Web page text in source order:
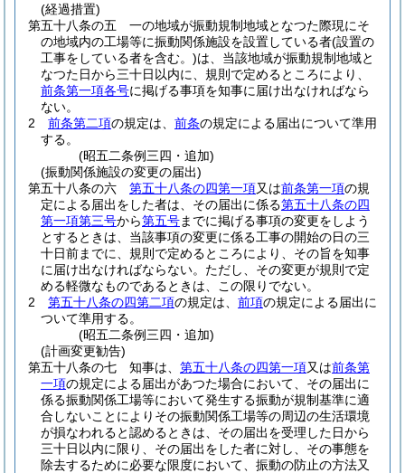
(経過措置)
第五十八条の五
一の地域が振動規制地域となつた際現にそ
の地域内の工場等に振動関係施設を設置している者(設置の
工事をしている者を含む。)は、当該地域が振動規制地域と
なつた日から三十日以内に、規則で定めるところにより、
前条第一項各号に掲げる事項を知事に届け出なければなら
ない。
2
前条第二項の規定は、 前条の規定による届出について準用
する。
(昭五二条例三四・追加)
(振動関係施設の変更の届出)
第五十八条の六
第五十八条の四第一項又は前条第一項の規
定による届出をした者は、その届出に係る第五十八条の四
第一項第三号から第五号までに掲げる事項の変更をしよう
とするときは、当該事項の変更に係る工事の開始の日の三
十日前までに、規則で定めるところにより、その旨を知事
に届け出なければならない。 ただし、その変更が規則で定
める軽微なものであるときは、この限りでない。
2
第五十八条の四第二項の規定は、 前項の規定による届出に
ついて準用する。
(昭五二条例三四・追加)
(計画変更勧告)
第五十八条の七
知事は、 第五十八条の四第一項又は前条第
一項の規定による届出があつた場合において、その届出に
係る振動関係工場等において発生する振動が規制基準に適
合しないことによりその振動関係工場等の周辺の生活環境
が損なわれると認めるときは、その届出を受理した日から
三十日以内に限り、その届出をした者に対し、その事態を
除去するために必要な限度において、振動の防止の方法又